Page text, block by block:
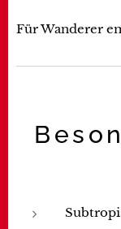
Für Wanderer